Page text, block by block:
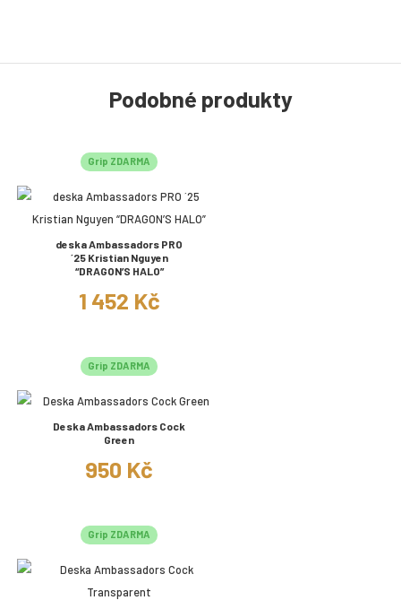
Podobné produkty
Grip ZDARMA
deska Ambassadors PRO
´25 Kristian Nguyen
“DRAGON’S HALO”
1 452 Kč
Grip ZDARMA
Deska Ambassadors Cock
Green
950 Kč
Grip ZDARMA